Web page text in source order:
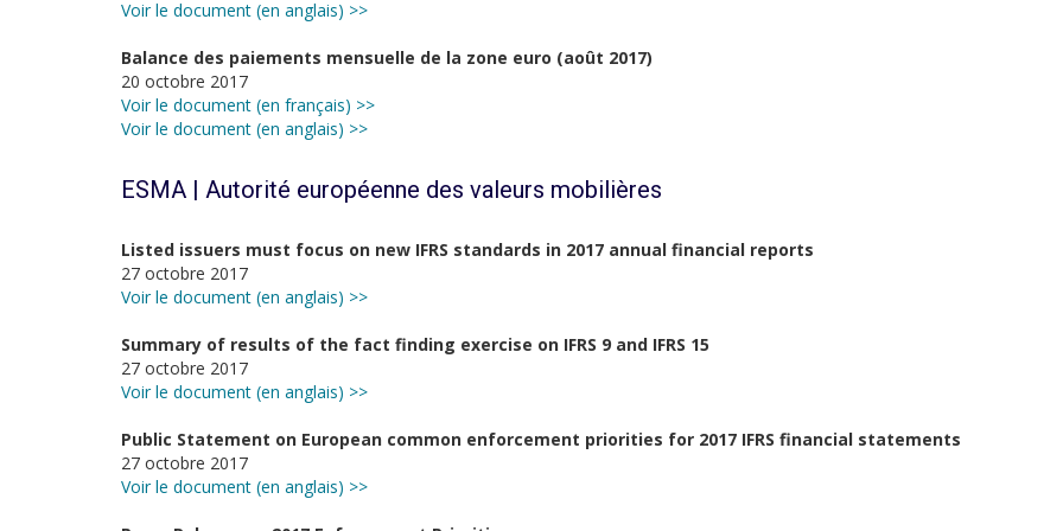
Voir le document (en anglais) >>
Balance des paiements mensuelle de la zone euro (août 2017)
20 octobre 2017
Voir le document (en français) >>
Voir le document (en anglais) >>
ESMA | Autorité européenne des valeurs mobilières
Listed issuers must focus on new IFRS standards in 2017 annual financial reports
27 octobre 2017
Voir le document (en anglais) >>
Summary of results of the fact finding exercise on IFRS 9 and IFRS 15
27 octobre 2017
Voir le document (en anglais) >>
Public Statement on European common enforcement priorities for 2017 IFRS financial statements
27 octobre 2017
Voir le document (en anglais) >>